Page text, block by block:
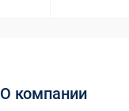
О компании